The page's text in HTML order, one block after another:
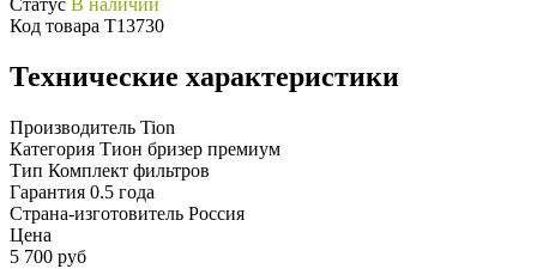
Статус В наличии
Код товара T13730
Технические характеристики
Производитель Tion
Категория Тион бризер премиум
Тип Комплект фильтров
Гарантия 0.5 года
Страна-изготовитель Россия
Цена
5 700 руб